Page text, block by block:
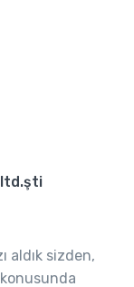
aldık sizden,